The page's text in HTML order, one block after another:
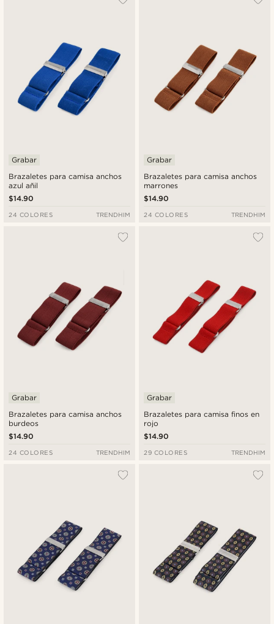
Brazaletes para camisa anchos
azul añil
Grabar
$14.90
24 COLORES TRENDHIM
Brazaletes para camisa anchos
marrones
Grabar
$14.90
24 COLORES TRENDHIM
Brazaletes para camisa anchos
burdeos
Grabar
$14.90
24 COLORES TRENDHIM
Brazaletes para camisa finos en
rojo
Grabar
$14.90
29 COLORES TRENDHIM